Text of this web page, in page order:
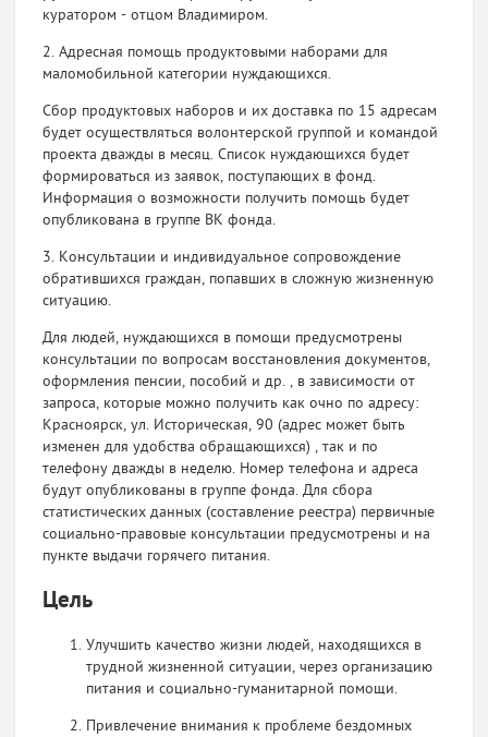
куратором - отцом Владимиром.
2. Адресная помощь продуктовыми наборами для
маломобильной категории нуждающихся.
Сбор продуктовых наборов и их доставка по 15 адресам
будет осуществляться волонтерской группой и командой
проекта дважды в месяц. Список нуждающихся будет
формироваться из заявок, поступающих в фонд.
Информация о возможности получить помощь будет
опубликована в группе ВК фонда.
3. Консультации и индивидуальное сопровождение
обратившихся граждан, попавших в сложную жизненную
ситуацию.
Для людей, нуждающихся в помощи предусмотрены
консультации по вопросам восстановления документов,
оформления пенсии, пособий и др. , в зависимости от
запроса, которые можно получить как очно по адресу:
Красноярск, ул. Историческая, 90 (адрес может быть
изменен для удобства обращающихся) , так и по
телефону дважды в неделю. Номер телефона и адреса
будут опубликованы в группе фонда. Для сбора
статистических данных (составление реестра) первичные
социально-правовые консультации предусмотрены и на
пункте выдачи горячего питания.
Цель
Улучшить качество жизни людей, находящихся в
трудной жизненной ситуации, через организацию
питания и социально-гуманитарной помощи.
Привлечение внимания к проблеме бездомных